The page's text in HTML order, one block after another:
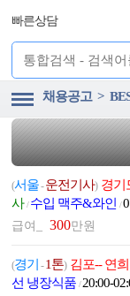
빠른상담
채용공고 >
(서울-운전기사) 경기
사/ 수입 맥주&와인/
급여_300만원
(경기 -1톤) 김포-- 연
선 냉장식품/ 20:00-